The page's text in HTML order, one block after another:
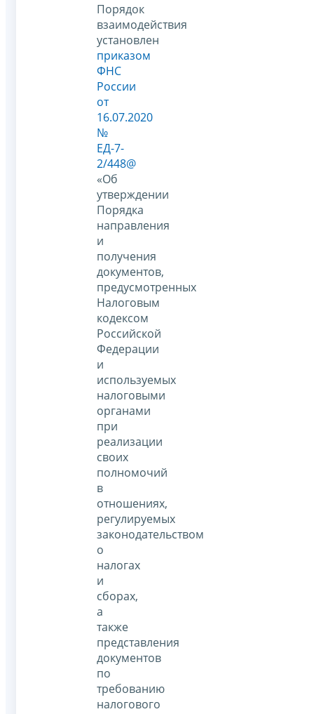
Порядок
взаимодействия
установлен
приказом
ФНС
России
от
16.07.2020
№
ЕД-7-
2/448@
«Об
утверждении
Порядка
направления
и
получения
документов,
предусмотренных
Налоговым
кодексом
Российской
Федерации
и
используемых
налоговыми
органами
при
реализации
своих
полномочий
в
отношениях,
регулируемых
законодательством
о
налогах
и
сборах,
а
также
представления
документов
по
требованию
налогового